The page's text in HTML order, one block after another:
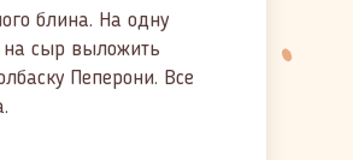
блина. На одну
на сыр выложить
Пеперони. Все